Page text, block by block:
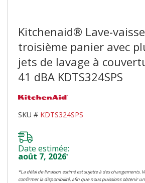
Kitchenaid® Lave-
troisième panier avec
jets de lavage à
41 dBA KDTS324SPS
SKU # KDTS324SPS
Date estimée:
août 7, 2026*
*La délai de livraison estimé est sujette à des changements.
confirmer la disponibilité, afin que nous puissions obtenir